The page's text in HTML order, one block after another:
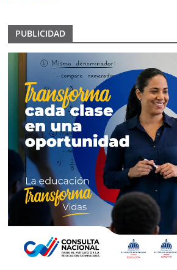
PUBLICIDAD